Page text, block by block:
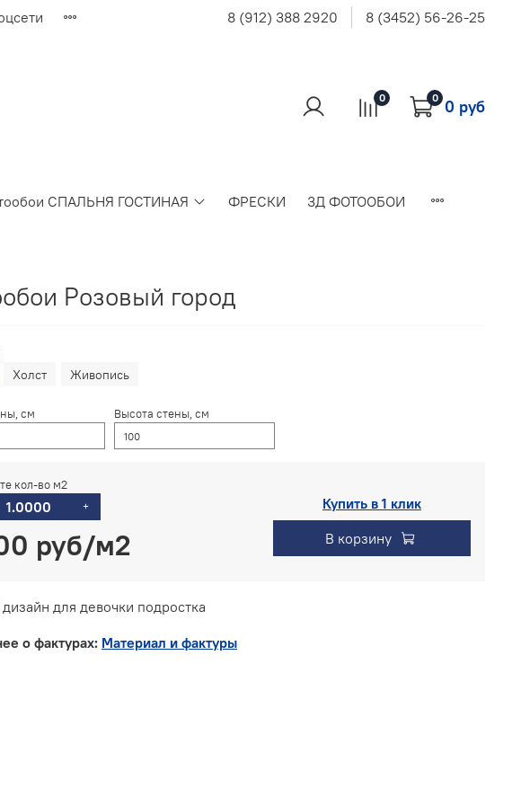
8 (912) 388 2920 8 (3452) 56-26-25
0 0 0 руб
СПАЛЬНЯ ГОСТИНАЯ ФРЕСКИ 3Д ФОТООБОИ
Розовый город
Холст Живопись
см Высота стены, см
кол-во м2
+
руб
Купить в 1 клик
В корзину
для девочки подростка
о фактурах: Материал и фактуры